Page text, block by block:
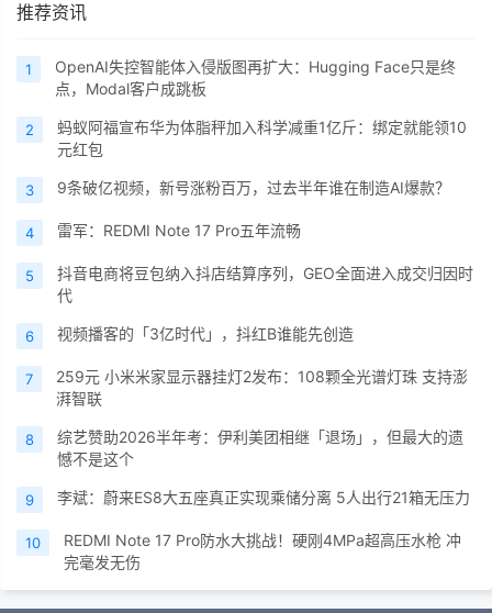
推荐资讯
1
OpenAI失控智能体入侵版图再扩大：Hugging Face只是终
点，Modal客户成跳板
2
蚂蚁阿福宣布华为体脂秤加入科学减重1亿斤：绑定就能领10
元红包
3 9条破亿视频，新号涨粉百万，过去半年谁在制造AI爆款？
4 雷军：REDMI Note 17 Pro五年流畅
5
抖音电商将豆包纳入抖店结算序列，GEO全面进入成交归因时
代
6 视频播客的「3亿时代」，抖红B谁能先创造
7
259元 小米米家显示器挂灯2发布：108颗全光谱灯珠 支持澎
湃智联
8
综艺赞助2026半年考：伊利美团相继「退场」，但最大的遗
憾不是这个
9 李斌：蔚来ES8大五座真正实现乘储分离 5人出行21箱无压力
10
REDMI Note 17 Pro防水大挑战！硬刚4MPa超高压水枪 冲
完毫发无伤